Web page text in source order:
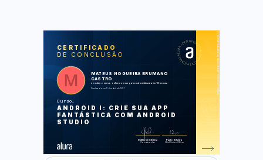
CERTIFICADO
DE CONCLUSÃO
MATEUS NOGUEIRA BRUMANO
CASTRO
concluiu o curso online com carga horária estimada em 10 horas.
Finalizado em 11 de abril de 2017
Curso
ANDROID I: CRIE SUA APP
FANTÁSTICA COM ANDROID
STUDIO
Guilherme Silveira
Coordenador
Paulo Silveira
Chief Vision Officer
https://cursos.alura.com.br/certificate/e770a21f-b564-4289-97b6-528491fdc345
LAS
Novo projeto de uma Agenda
Adicionando alunos na agenda
Ciclo de vida das activities